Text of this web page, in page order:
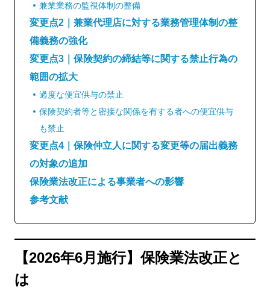
兼業業務の監視体制の整備
変更点2｜兼業代理店に対する業務管理体制の整
備義務の強化
変更点3｜保険契約の締結等に関する禁止行為の
範囲の拡大
過度な便宜供与の禁止
保険契約者等と密接な関係を有する者への便宜供与
も禁止
変更点4｜保険仲立人に関する変更等の届出義務
の対象の追加
保険業法改正による事業者への影響
参考文献
【2026年6月施行】保険業法改正と
は